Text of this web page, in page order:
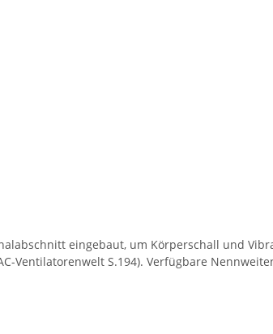
eingebaut, um Körperschall und
Ventilatorenwelt S.194). Verfügbare